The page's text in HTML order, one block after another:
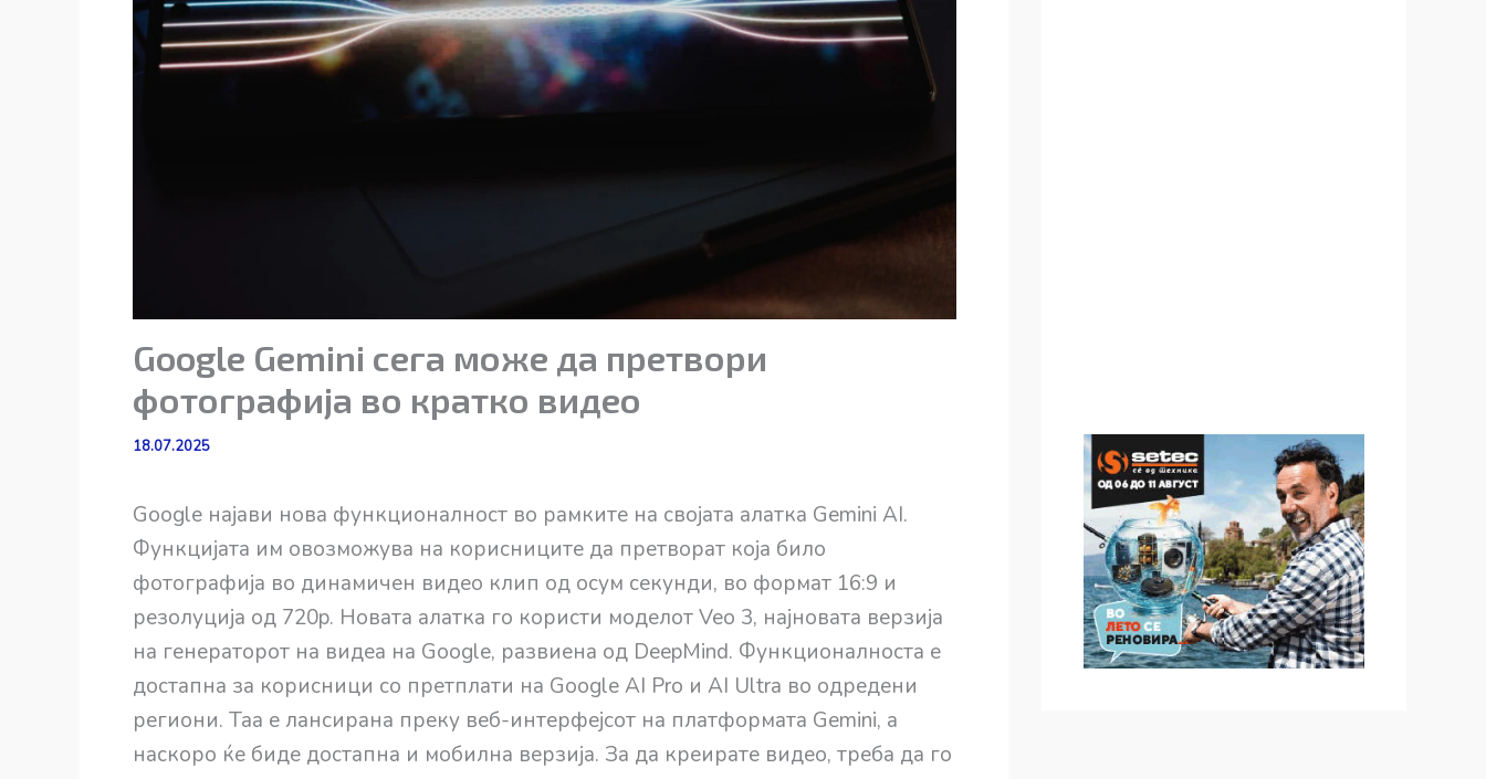
Google Gemini сега може да претвори
фотографија во кратко видео
18.07.2025
Google најави нова функционалност во рамките на својата алатка Gemini AI.
Функцијата им овозможува на корисниците да претворат која било
фотографија во динамичен видео клип од осум секунди, во формат 16:9 и
резолуција од 720p. Новата алатка го користи моделот Veo 3, најновата верзија
на генераторот на видеа на Google, развиена од DeepMind. Функционалноста е
достапна за корисници со претплати на Google AI Pro и AI Ultra во одредени
региони. Таа е лансирана преку веб-интерфејсот на платформата Gemini, а
наскоро ќе биде достапна и мобилна верзија. За да креирате видео, треба да го